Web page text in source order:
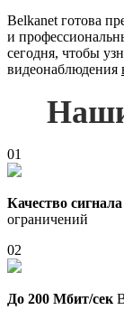
Belkanet готова
и
сегодня, чтобы
видеонаблюдения
01
Качество сигнала
ограничений
02
До 200 Мбит/сек